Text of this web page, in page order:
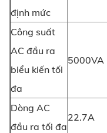
định mức
Công suất
AC đầu ra
biểu kiến tối
đa
5000VA
Dòng AC
đầu ra tối đa
22.7A